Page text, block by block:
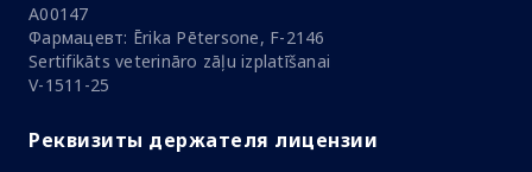
A00147
Фармацевт: Ērika Pētersone, F-2146
Sertifikāts veterināro zāļu izplatīšanai
V-1511-25
Реквизиты держателя лицензии